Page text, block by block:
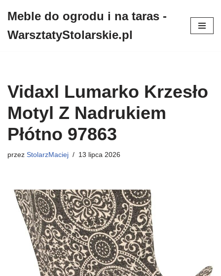
do
Meble do ogrodu i na taras -
WarsztatyStolarskie.pl
Vidaxl Lumarko Krzesło
Motyl Z Nadrukiem
Płótno 97863
przez StolarzMaciej 13 lipca 2026